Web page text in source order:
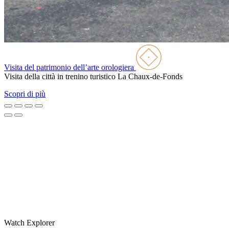
Visita del patrimonio dell’arte orologiera
Visita della città in trenino turistico La Chaux-de-Fonds
Scopri di più
Watch Explorer